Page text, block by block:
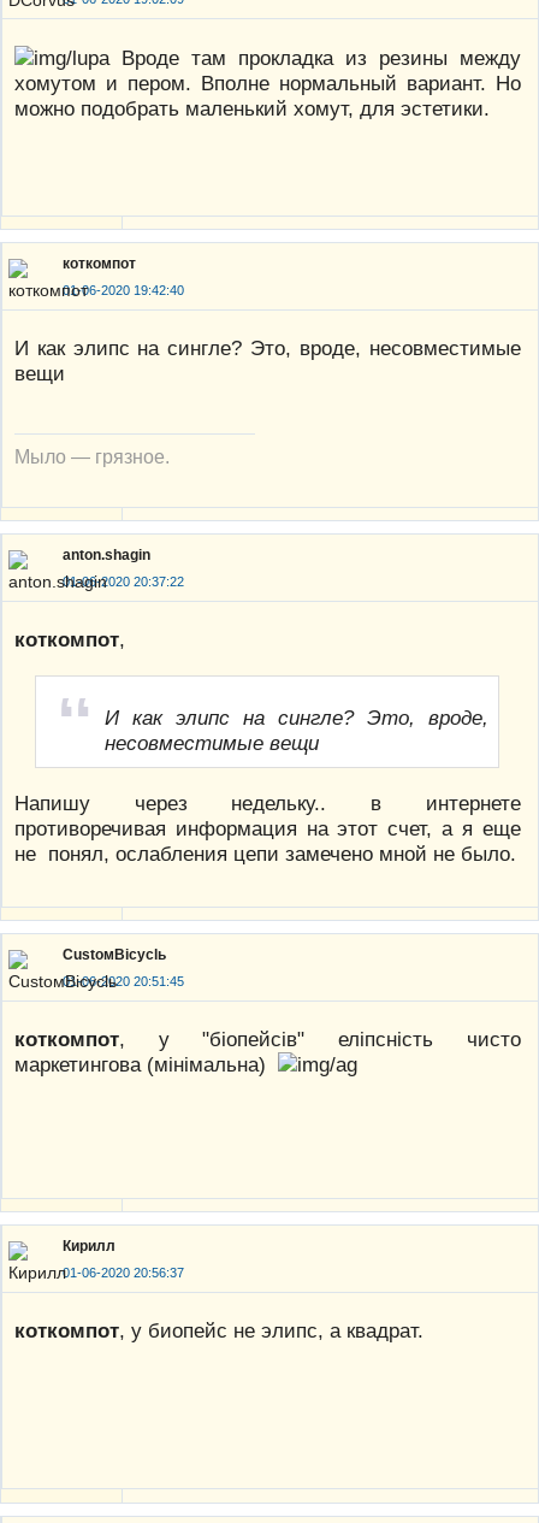
Вроде там прокладка из резины между
хомутом и пером. Вполне нормальный вариант. Но
можно подобрать маленький хомут, для эстетики.
коткомпот
01-06-2020 19:42:40
И как элипс на сингле? Это, вроде, несовместимые
вещи
Мыло — грязное.
anton.shagin
01-06-2020 20:37:22
коткомпот,
И как элипс на сингле? Это, вроде,
несовместимые вещи
Напишу через недельку.. в интернете
противоречивая информация на этот счет, а я еще
не понял, ослабления цепи замечено мной не было.
CustoмBicyclь
01-06-2020 20:51:45
коткомпот, у "біопейсів" еліпсність чисто
маркетингова (мінімальна)
Кирилл
01-06-2020 20:56:37
коткомпот, у биопейс не элипс, а квадрат.